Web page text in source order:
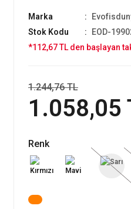
Marka
Stok Kodu
EOD-
*112,67 TL den başlayan
1.058,05
1.244,76 TL
Renk